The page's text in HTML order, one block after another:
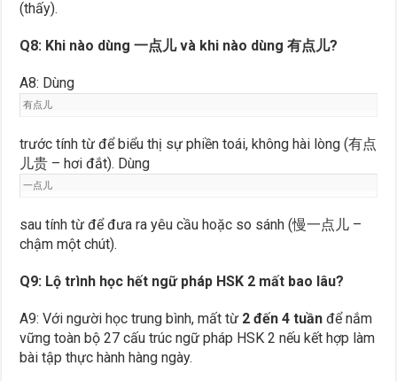
(thấy).
Q8: Khi nào dùng 一点儿 và khi nào dùng 有点儿?
A8: Dùng
有点儿
trước tính từ để biểu thị sự phiền toái, không hài lòng (有点
儿贵 – hơi đắt). Dùng
一点儿
sau tính từ để đưa ra yêu cầu hoặc so sánh (慢一点儿 –
chậm một chút).
Q9: Lộ trình học hết ngữ pháp HSK 2 mất bao lâu?
A9: Với người học trung bình, mất từ 2 đến 4 tuần để nắm
vững toàn bộ 27 cấu trúc ngữ pháp HSK 2 nếu kết hợp làm
bài tập thực hành hàng ngày.